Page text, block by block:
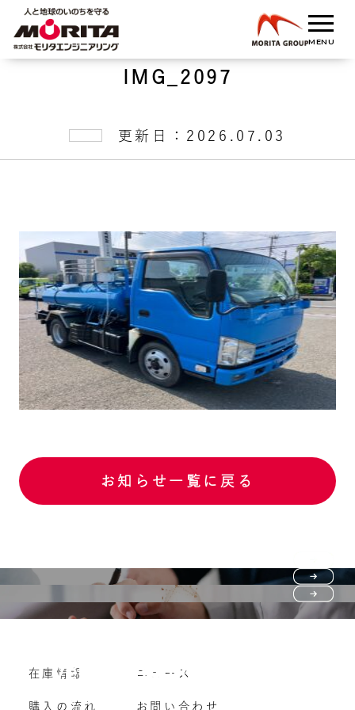
IMG_2097
更新日：2026.07.03
お知らせ一覧に戻る
購入の流れ
よくいただくご質問
Vehicle purchase
車両買い取り
在庫情報
購入の流れ
ニュース
お問い合わせ